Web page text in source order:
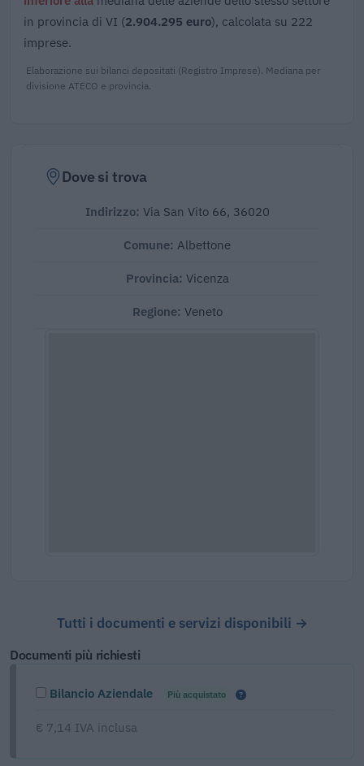
in provincia di VI (2.904.295 euro), calcolata su 222
imprese.
Elaborazione sui bilanci depositati (Registro Imprese). Mediana per
divisione ATECO e provincia.
Dove si trova
Indirizzo: Via San Vito 66, 36020
Comune: Albettone
Provincia: Vicenza
Regione: Veneto
Tutti i documenti e servizi disponibili →
Documenti più richiesti
Bilancio Aziendale Più acquistato
€ 7,14 IVA inclusa